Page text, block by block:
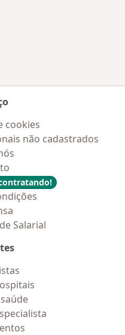
cookies
não cadastrados
Salarial